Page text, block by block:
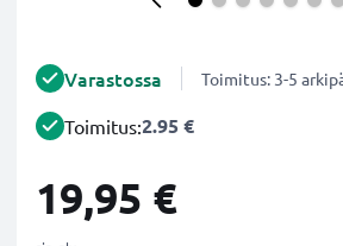
Varastossa Toimitus: 3-5
Toimitus:2.95 €
19,95 €